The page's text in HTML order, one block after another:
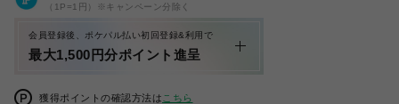
（1P=1円）※キャンペーン分除く
会員登録後、ポケパル払い初回登録&利用で
最大1,500円分ポイント進呈
獲得ポイントの確認方法は こちら